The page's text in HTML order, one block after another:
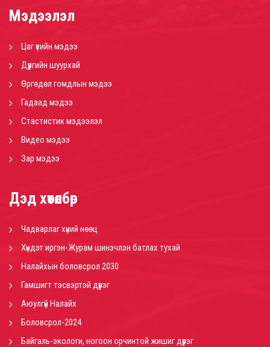
Мэдээлэл
Цаг үеийн мэдээ
Дүүргийн шуурхай
Өргөдөл гомдлын мэдээ
Гадаад мэдээ
Стастистик мэдээлэл
Видео мэдээ
Зар мэдээ
Дэд хөтөлбөр
Чадварлаг хүний нөөц
Хүндэт иргэн-Журам шинэчлэн батлах тухай
Налайхын боловсрол 2030
Гамшигт тэсвэртэй дүүрэг
Аюулгүй Налайх
Боловсрол-2024
Байгаль-экологи, ногоон орчинтой жишиг дүүрэг